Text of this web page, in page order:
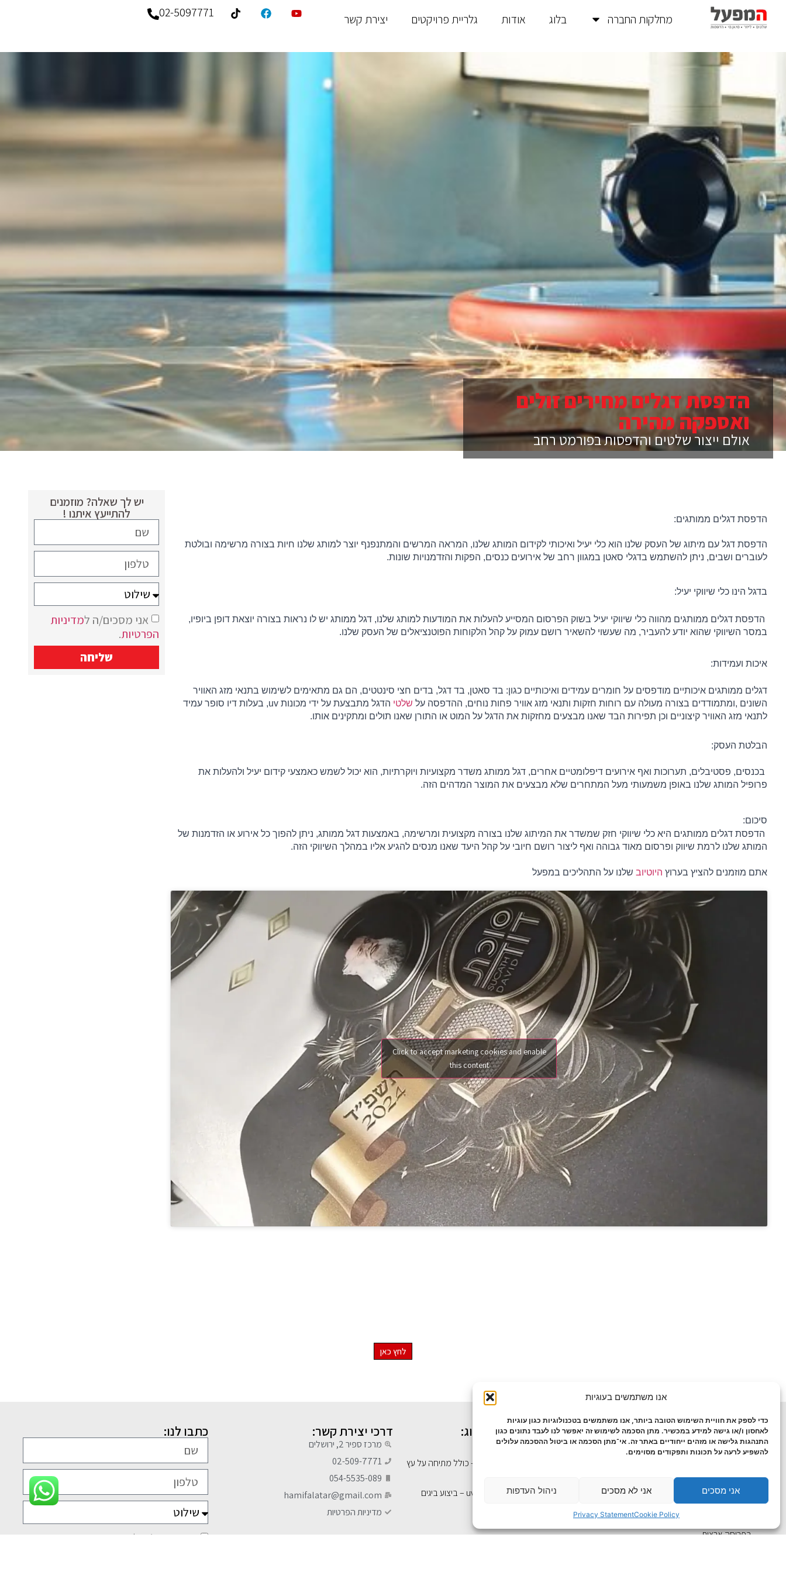
אנו משתמשים בעוגיות
כדי לספק את חוויית השימוש הטובה ביותר, אנו משתמשים בטכנולוגיות כגון עוגיות
לאחסון ו/או גישה למידע במכשיר. מתן הסכמה לשימוש זה יאפשר לנו לעבד נתונים כגון
התנהגות גלישה או מזהים ייחודיים באתר זה. אי־מתן הסכמה או ביטול ההסכמה עלולים
להשפיע לרעה על תכונות ותפקודים מסוימים.
אני מסכים אני לא מסכים ניהול העדפות
Cookie Policy
Privacy Statement
מחלקות החברה בלוג אודות גלריית פרויקטים יצירת קשר 02-5097771
הדפסת דגלים מחירים זולים
ואספקה מהירה
אולם ייצור שלטים והדפסות בפורמט רחב
הדפסת דגלים ממותגים:
לעוברים ושבים, ניתן להשתמש בדגלי סאטן במגוון רחב של אירועים כנסים, הפקות והזדמנויות שונות.
בדגל הינו כלי שיווקי יעיל:
במסר השיווקי שהוא יודע להעביר, מה שעשוי להשאיר רושם עמוק על קהל הלקוחות הפוטנציאלים של העסק שלנו.
איכות ועמידות:
השונים ,ומתמודדים בצורה מעולה עם רוחות חזקות ותנאי מזג אוויר פחות נוחים, ההדפסה על שלטי
לתנאי מזג האוויר קיצוניים וכן תפירות הבד שאנו מבצעים מחזקות את הדגל על המוט או התורן שאנו תולים ומתקינים אותו.
הבלטת העסק:
פרופיל המותג שלנו באופן משמעותי מעל המתחרים שלא מבצעים את המוצר המדהים הזה.
סיכום:
המותג שלנו לרמת שיווק ופרסום מאוד גבוהה ואף ליצור רושם חיובי על קהל היעד שאנו מנסים להגיע אליו במהלך השיווקי הזה.
אתם מוזמנים להציץ בערוץ היוטיוב שלנו על התהליכים במפעל
Click to accept marketing cookies and enable
this content
יש לך שאלה? מוזמנים
להתייעץ איתנו !
אני מסכים/ה למדיניות
הפרטיות.
שליחה
לחץ כאן
מחלקות החברה:
חיתוך שלטים במכונת סי.אן.סי -מחירי שילוט זולים
!
חיתוך בלייזר
הדפסות רחבות – מחירים מצויינים והתקנה
בפריסה ארצית!
שלטים מוארים – שלטי חוץ – שלטי לד – התקנות
בפריסה ארצית
מאמרים אחרונים בבלוג:
גדר מדברת לאתר בניה
הדפסה על קנבס בירושלים – כולל מתיחה על עץ
הדפסה על קרטון – הדפסת uv – ביצוע ביגים
דרכי יצירת קשר:
מרכז ספיר 2, ירושלים
02-509-7771
054-5535-089
hamifalatar@gmail.com
מדיניות הפרטיות
כתבו לנו:
אני מסכים/ה ל